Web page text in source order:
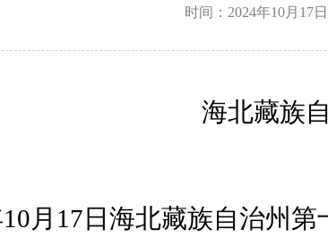
时间：2024年10月17日
海北藏族
10月17日海北藏族自治州